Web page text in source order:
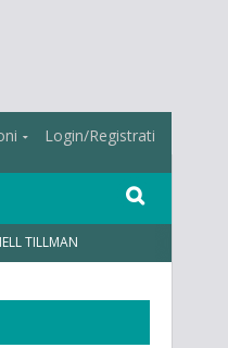
Login/Registrati
TILLMAN